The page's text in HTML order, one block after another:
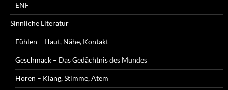
ENF
Sinnliche Literatur
Fühlen – Haut, Nähe, Kontakt
Geschmack – Das Gedächtnis des Mundes
Hören – Klang, Stimme, Atem